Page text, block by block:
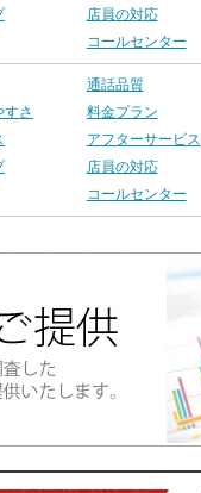
店員の対応
コールセンター
通話品質
すさ
料金プラン
アフターサービス
店員の対応
コールセンター